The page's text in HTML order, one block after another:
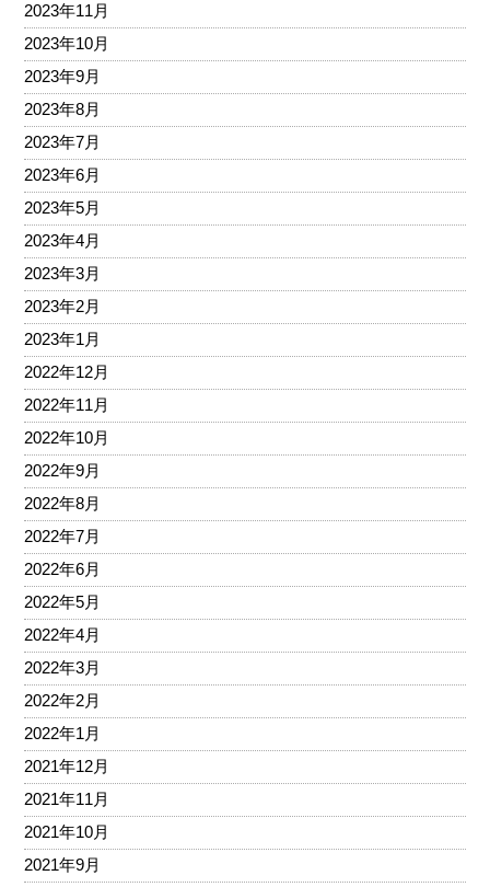
2023年11月
2023年10月
2023年9月
2023年8月
2023年7月
2023年6月
2023年5月
2023年4月
2023年3月
2023年2月
2023年1月
2022年12月
2022年11月
2022年10月
2022年9月
2022年8月
2022年7月
2022年6月
2022年5月
2022年4月
2022年3月
2022年2月
2022年1月
2021年12月
2021年11月
2021年10月
2021年9月